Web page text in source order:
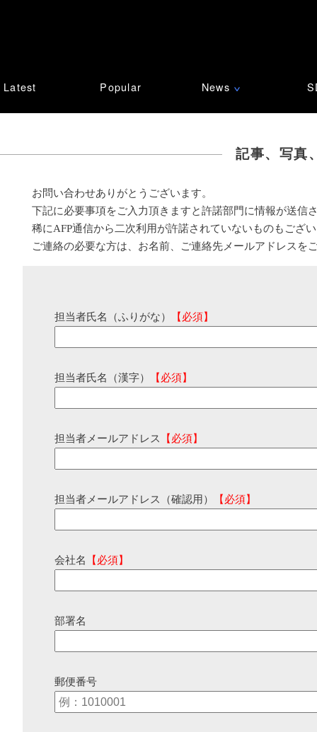
Latest Popular News ∨
記事、写真
お問い合わせありがとうございます。
下記に必要事項をご入力頂きますと許諾部門に情報が送信
稀にAFP通信から二次利用が許諾されていないものもござ
ご連絡の必要な方は、お名前、ご連絡先メールアドレスを
担当者氏名（ふりがな） 【必須】
担当者氏名（漢字） 【必須】
担当者メールアドレス 【必須】
担当者メールアドレス（確認用） 【必須】
会社名 【必須】
部署名
郵便番号